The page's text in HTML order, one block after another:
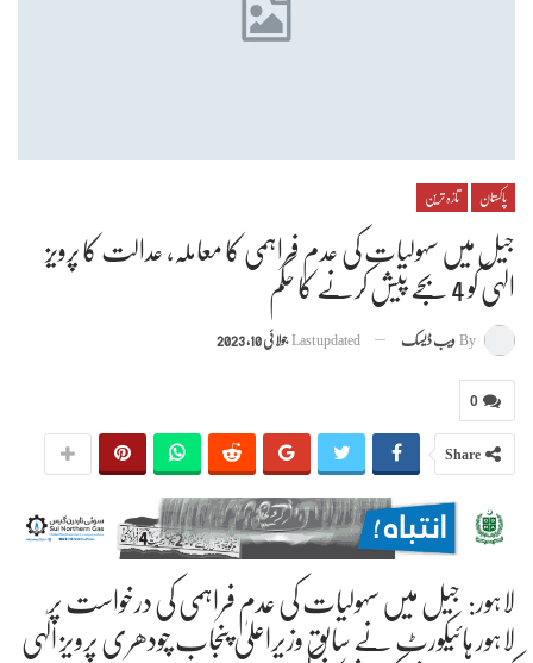
پاکستان تازہ ترین
جیل میں سہولیات کی عدم فراہمی کا معاملہ، عدالت کا پرویز
الٰہی کو 4 بجے پیش کرنے کا حکم
By ویب ڈیسک Last updated جولائی 10, 2023
0
Share
لاہور: جیل میں سہولیات کی عدم فراہمی کی درخواست پر
لاہور ہائیکورٹ نے سابق وزیراعلیٰ پنجاب چودھری پرویز الٰہی